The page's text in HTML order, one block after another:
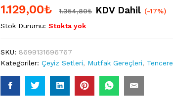
1.129,00₺ 1.354,80₺ KDV Dahil (-17%)
Stok Durumu: Stokta yok
SKU: 8699131696767
Kategoriler:Çeyiz Setleri, Mutfak Gereçleri,